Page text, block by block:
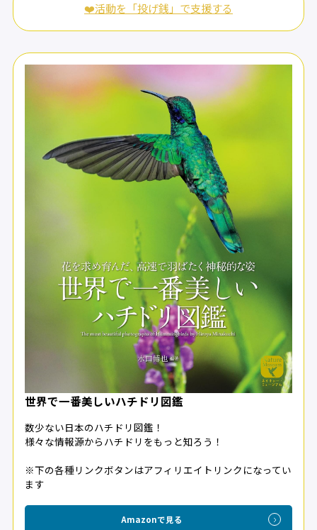
❤️活動を「投げ銭」で支援する
世界で一番美しいハチドリ図鑑
数少ない日本のハチドリ図鑑！
様々な情報源からハチドリをもっと知ろう！
※下の各種リンクボタンはアフィリエイトリンクになってい
ます
Amazonで見る